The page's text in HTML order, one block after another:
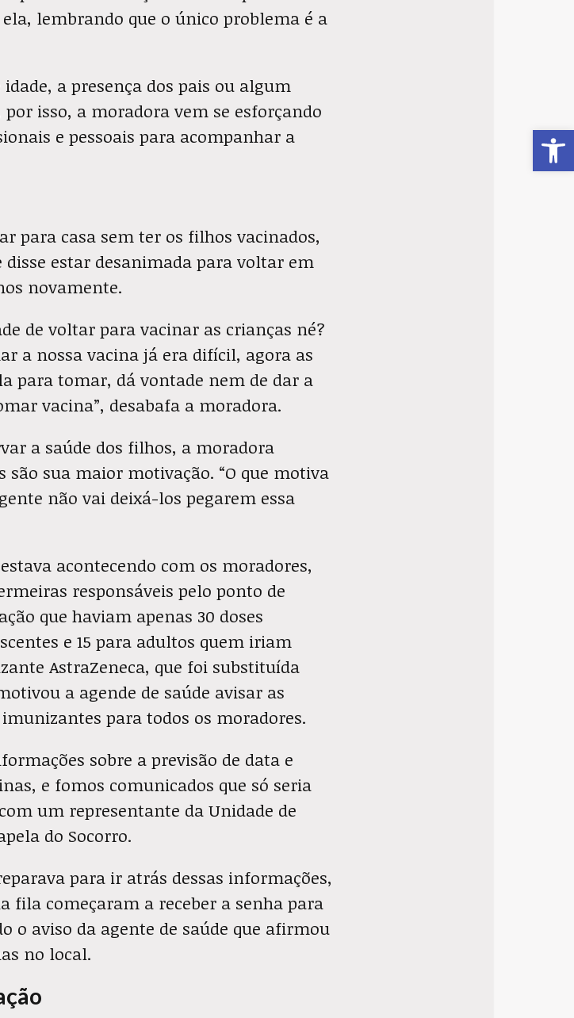
lembrando que o único problema é a
a presença dos pais ou algum
isso, a moradora vem se esforçando
e pessoais para acompanhar a
para casa sem ter os filhos vacinados,
estar desanimada para voltar em
novamente.
de voltar para vacinar as crianças né?
a nossa vacina já era difícil, agora as
para tomar, dá vontade nem de dar a
vacina”, desabafa a moradora.
a saúde dos filhos, a moradora
sua maior motivação. “O que motiva
não vai deixá-los pegarem essa
acontecendo com os moradores,
responsáveis pelo ponto de
que haviam apenas 30 doses
e 15 para adultos quem iriam
AstraZeneca, que foi substituída
a agende de saúde avisar as
para todos os moradores.
sobre a previsão de data e
e fomos comunicados que só seria
um representante da Unidade de
do Socorro.
para ir atrás dessas informações,
fila começaram a receber a senha para
o aviso da agente de saúde que afirmou
no local.